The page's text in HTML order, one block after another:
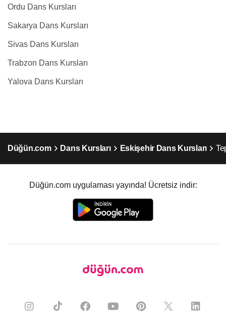
Ordu Dans Kursları
Sakarya Dans Kursları
Sivas Dans Kursları
Trabzon Dans Kursları
Yalova Dans Kursları
Düğün.com Dans Kursları Eskişehir Dans Kursları
Düğün.com uygulaması yayında! Ücretsiz indir: